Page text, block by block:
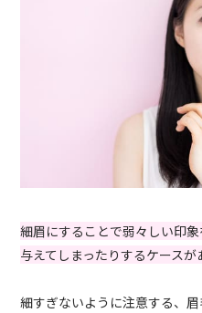
細眉にすることで弱々しい印
与えてしまったりするケースが
細すぎないように注意する、